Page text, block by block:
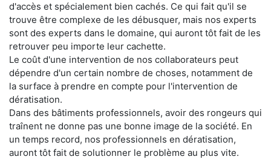
d'accès et spécialement bien cachés. Ce qui fait qu'il se
trouve être complexe de les débusquer, mais nos experts
sont des experts dans le domaine, qui auront tôt fait de les
retrouver peu importe leur cachette.
Le coût d'une intervention de nos collaborateurs peut
dépendre d'un certain nombre de choses, notamment de
la surface à prendre en compte pour l'intervention de
dératisation.
Dans des bâtiments professionnels, avoir des rongeurs qui
traînent ne donne pas une bonne image de la société. En
un temps record, nos professionnels en dératisation,
auront tôt fait de solutionner le problème au plus vite.